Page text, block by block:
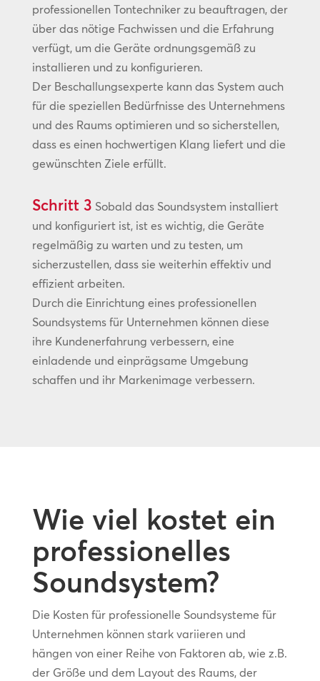
professionellen Tontechniker zu beauftragen, der
über das nötige Fachwissen und die Erfahrung
verfügt, um die Geräte ordnungsgemäß zu
installieren und zu konfigurieren.
Der Beschallungsexperte kann das System auch
für die speziellen Bedürfnisse des Unternehmens
und des Raums optimieren und so sicherstellen,
dass es einen hochwertigen Klang liefert und die
gewünschten Ziele erfüllt.
Schritt 3 Sobald das Soundsystem installiert
und konfiguriert ist, ist es wichtig, die Geräte
regelmäßig zu warten und zu testen, um
sicherzustellen, dass sie weiterhin effektiv und
effizient arbeiten.
Durch die Einrichtung eines professionellen
Soundsystems für Unternehmen können diese
ihre Kundenerfahrung verbessern, eine
einladende und einprägsame Umgebung
schaffen und ihr Markenimage verbessern.
Wie viel kostet ein
professionelles
Soundsystem?
Die Kosten für professionelle Soundsysteme für
Unternehmen können stark variieren und
hängen von einer Reihe von Faktoren ab, wie z.B.
der Größe und dem Layout des Raums, der